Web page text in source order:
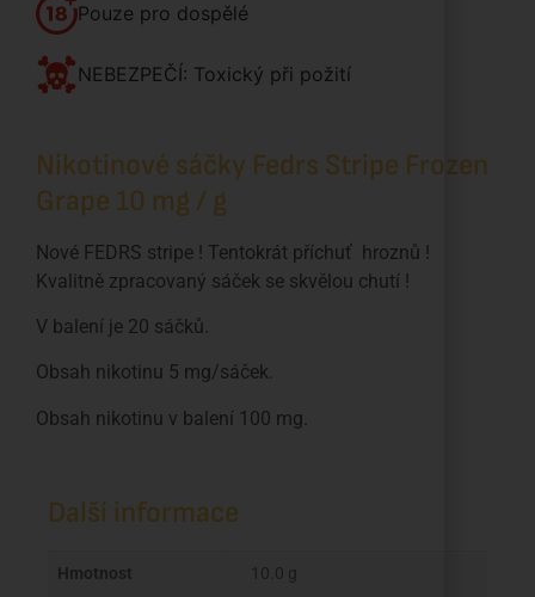
Pouze pro dospělé
NEBEZPEČÍ: Toxický při požití
Nikotinové sáčky Fedrs Stripe Frozen
Grape 10 mg / g
Nové FEDRS stripe ! Tentokrát příchuť hroznů !
Kvalitně zpracovaný sáček se skvělou chutí !
V balení je 20 sáčků.
Obsah nikotinu 5 mg/sáček.
Obsah nikotinu v balení 100 mg.
Další informace
Hmotnost 10.0 g